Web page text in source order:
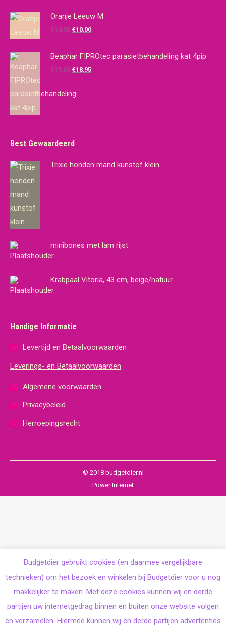
Oranje Leeuw M
€14,95 Oorspronkelijke
was:
€14,95.
€10,00Huidige
is:
€10,00.
Beaphar FIPROtec parasietbehandeling kat 4pip
€19,65 Oorspronkelijke
was:
€18,95Huidige
Best Gewaardeerd
Trixie honden mand kunstof klein
minibones met lam rijst
Krabpaal Vitoria, 43 cm, beige/natuur
Handige Informatie
Levertijd en Betaalvoorwaarden
Leverings- en Betaalvoorwaarden
Algemene voorwaarden
Privacybeleid
Herroepingsrecht
© 2018 budgetdier.nl
Power Internet
Budgetdier gebruikt cookies (en daarmee vergelijkbare
technieken) om het bezoek en winkelen bij Budgetdier voor u nog
makkelijker te maken. Met deze cookies kunnen wij en derde
partijen uw internetgedrag binnen en buiten onze website volgen
en verzamelen. Hiermee kunnen wij en derde partijen advertenties